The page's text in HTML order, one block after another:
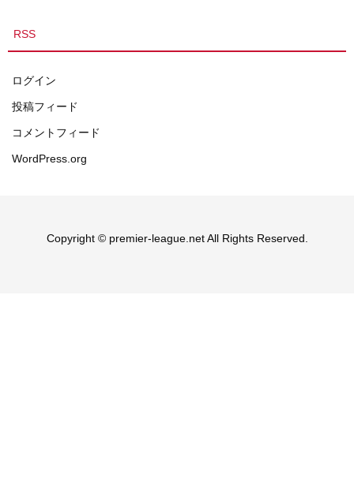
RSS
ログイン
投稿フィード
コメントフィード
WordPress.org
Copyright © premier-league.net All Rights Reserved.